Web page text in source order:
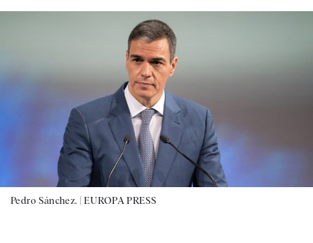
Pedro Sánchez. |EUROPA PRESS